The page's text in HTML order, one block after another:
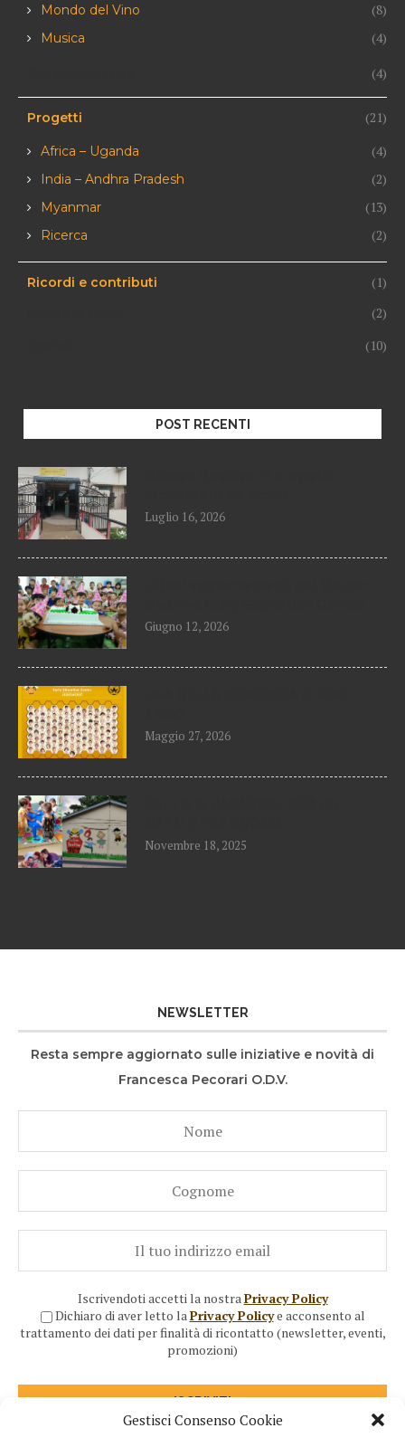
Gestisci Consenso Cookie
Mondo del Vino (8)
Musica (4)
(4)
Progetti (21)
Africa – Uganda (4)
India – Andhra Pradesh (2)
Myanmar (13)
Ricerca (2)
Ricordi e contributi
(1)
(2)
(10)
POST RECENTI
Luglio 16, 2026
Giugno 12, 2026
Maggio 27, 2026
Novembre 18, 2025
NEWSLETTER
Resta sempre aggiornato sulle iniziative e novità di
Francesca Pecorari O.D.V.
Iscrivendoti accetti la nostraPrivacy Policy
Dichiaro di aver letto laPrivacy Policye acconsento al
trattamento dei dati per finalità di ricontatto (newsletter, eventi,
promozioni)